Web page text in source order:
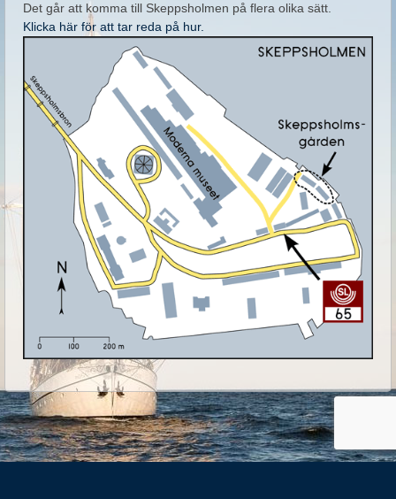
Det går att komma till Skeppsholmen på flera olika sätt.
Klicka här för att tar reda på hur.